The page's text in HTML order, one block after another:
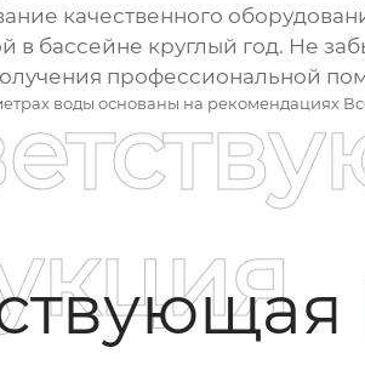
качественного
в бассейне круглый год. Не
профессиональной
воды основаны на рекомендациях